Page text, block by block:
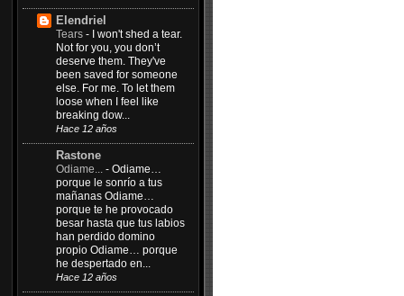
Elendriel
Tears - I won't shed a tear.
Not for you, you don’t
deserve them. They've
been saved for someone
else. For me. To let them
loose when I feel like
breaking dow...
Hace 12 años
Rastone
Odiame... - Odiame…
porque le sonrío a tus
mañanas Odiame…
porque te he provocado
besar hasta que tus labios
han perdido domino
propio Odiame… porque
he despertado en...
Hace 12 años